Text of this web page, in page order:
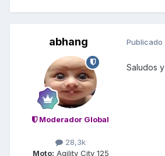
abhang
Moderador Global
28,3k
Moto: Agility City 125
Publicado
Saludos